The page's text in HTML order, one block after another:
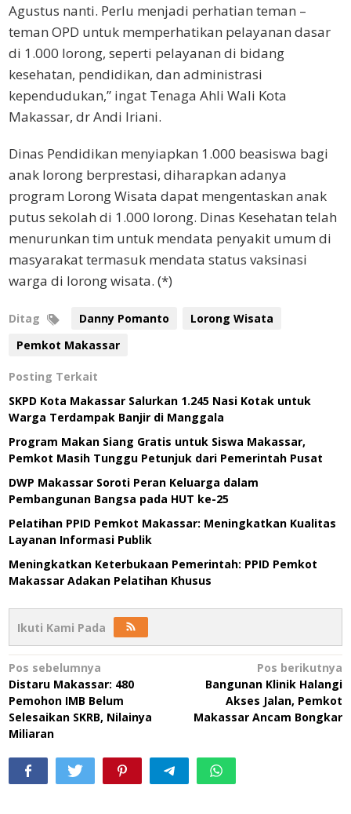
Agustus nanti. Perlu menjadi perhatian teman –
teman OPD untuk memperhatikan pelayanan dasar
di 1.000 lorong, seperti pelayanan di bidang
kesehatan, pendidikan, dan administrasi
kependudukan,” ingat Tenaga Ahli Wali Kota
Makassar, dr Andi Iriani.
Dinas Pendidikan menyiapkan 1.000 beasiswa bagi
anak lorong berprestasi, diharapkan adanya
program Lorong Wisata dapat mengentaskan anak
putus sekolah di 1.000 lorong. Dinas Kesehatan telah
menurunkan tim untuk mendata penyakit umum di
masyarakat termasuk mendata status vaksinasi
warga di lorong wisata. (*)
Ditag Danny Pomanto
Lorong Wisata
Pemkot Makassar
Posting Terkait
SKPD Kota Makassar Salurkan 1.245 Nasi Kotak untuk
Warga Terdampak Banjir di Manggala
Program Makan Siang Gratis untuk Siswa Makassar,
Pemkot Masih Tunggu Petunjuk dari Pemerintah Pusat
DWP Makassar Soroti Peran Keluarga dalam
Pembangunan Bangsa pada HUT ke-25
Pelatihan PPID Pemkot Makassar: Meningkatkan Kualitas
Layanan Informasi Publik
Meningkatkan Keterbukaan Pemerintah: PPID Pemkot
Makassar Adakan Pelatihan Khusus
Ikuti Kami Pada
Navigasi
pos
Pos sebelumnya
Distaru Makassar: 480
Pemohon IMB Belum
Selesaikan SKRB, Nilainya
Miliaran
Pos berikutnya
Bangunan Klinik Halangi
Akses Jalan, Pemkot
Makassar Ancam Bongkar